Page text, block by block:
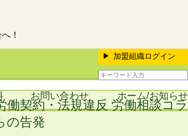
！
加盟組織ログイン
お問い合わせ ホーム/お知らせ
働契約・法規違反 労働相談コラ
の告発